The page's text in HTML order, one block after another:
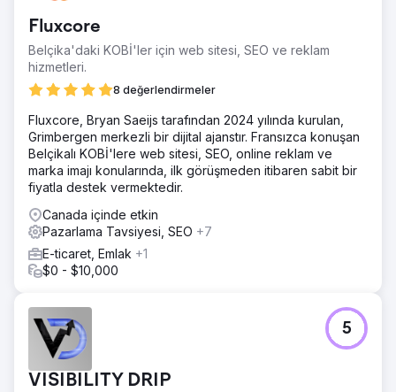
Fluxcore
Belçika'daki KOBİ'ler için web sitesi, SEO ve reklam
hizmetleri.
8 değerlendirmeler
Fluxcore, Bryan Saeijs tarafından 2024 yılında kurulan,
Grimbergen merkezli bir dijital ajanstır. Fransızca konuşan
Belçikalı KOBİ'lere web sitesi, SEO, online reklam ve
marka imajı konularında, ilk görüşmeden itibaren sabit bir
fiyatla destek vermektedir.
Canada içinde etkin
Pazarlama Tavsiyesi, SEO +7
E-ticaret, Emlak +1
$0 - $10,000
VISIBILITY DRIP
5